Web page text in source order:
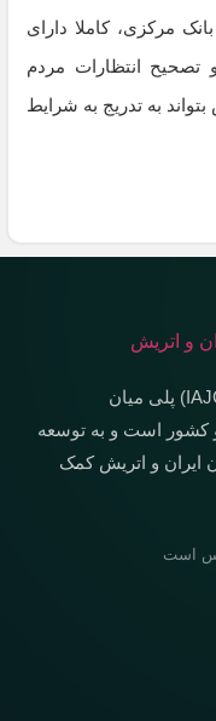
مرکزی، کاملا دارای
تصحیح انتظارات مردم
به تدریج به شرایط
اتاق مشترک بازرگانی ایران و اتریش (IAJCC) پلی میان
کشور است و به توسعه
و اتریش کمک
است